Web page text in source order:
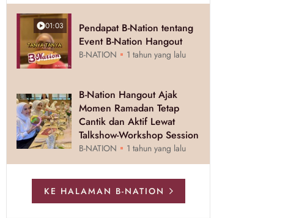
01:03
Pendapat B-Nation tentang
Event B-Nation Hangout
B-NATION 1 tahun yang lalu
B-Nation Hangout Ajak
Momen Ramadan Tetap
Cantik dan Aktif Lewat
Talkshow-Workshop Session
B-NATION 1 tahun yang lalu
KE HALAMAN B-NATION